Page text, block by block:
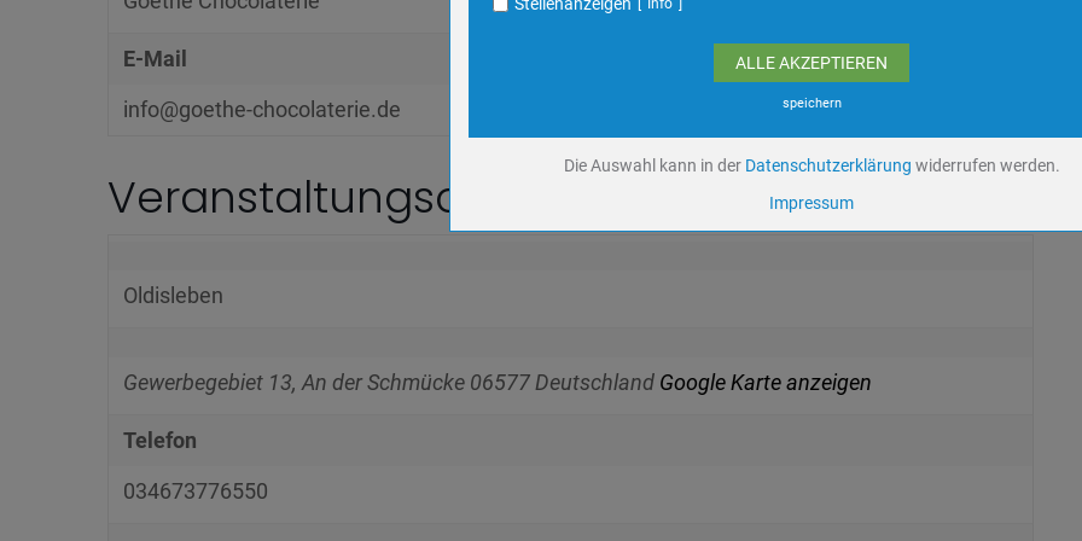
E-Mail
info@goethe-chocolaterie.de
Veranstaltungsort
Oldisleben
Gewerbegebiet 13, An der Schmücke 06577 Deutschland Google Karte anzeigen
Telefon
034673776550
Anbieter
Eigentümer dieser Website
Speichert die Einstellungen der Besucher bezüglich der Speicherung von
YouTube Videos / Dies ist ein Video Dienst von Google
Info
ALLE AKZEPTIEREN
speichern
Die Auswahl kann in der Datenschutzerklärung widerrufen werden.
Impressum